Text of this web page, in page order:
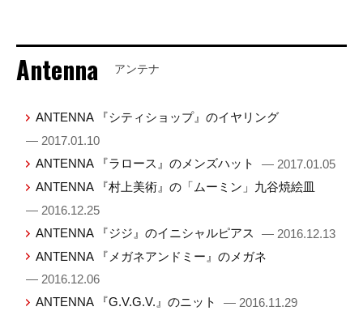
Antenna アンテナ
ANTENNA 『シティショップ』のイヤリング
— 2017.01.10
ANTENNA 『ラロース』のメンズハット
— 2017.01.05
ANTENNA 『村上美術』の「ムーミン」九谷焼絵皿
— 2016.12.25
ANTENNA 『ジジ』のイニシャルピアス
— 2016.12.13
ANTENNA 『メガネアンドミー』のメガネ
— 2016.12.06
ANTENNA 『G.V.G.V.』のニット
— 2016.11.29